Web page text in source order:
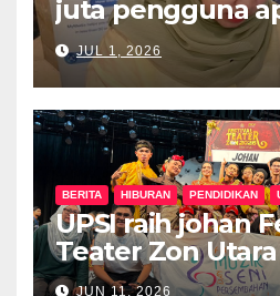
juta pengguna
kesihatan digital
dalam tempoh
JUL 1, 2026
BERITA HIBURAN PENDIDIKAN
UPSI raih johan
Teater Zon
JUN 11, 2026